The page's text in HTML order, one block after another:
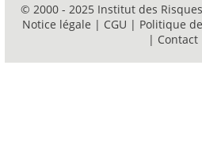
© 2000 - 2025 Institut des
Notice légale | CGU | Politique
| Contact